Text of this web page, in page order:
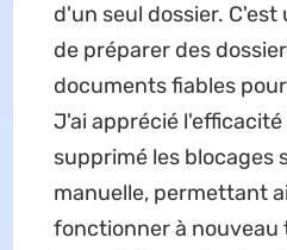
d'un seul dossier.
de préparer des
documents fiables
J'ai apprécié l'efficacité
supprimé les blocages
manuelle, permettant
fonctionner à